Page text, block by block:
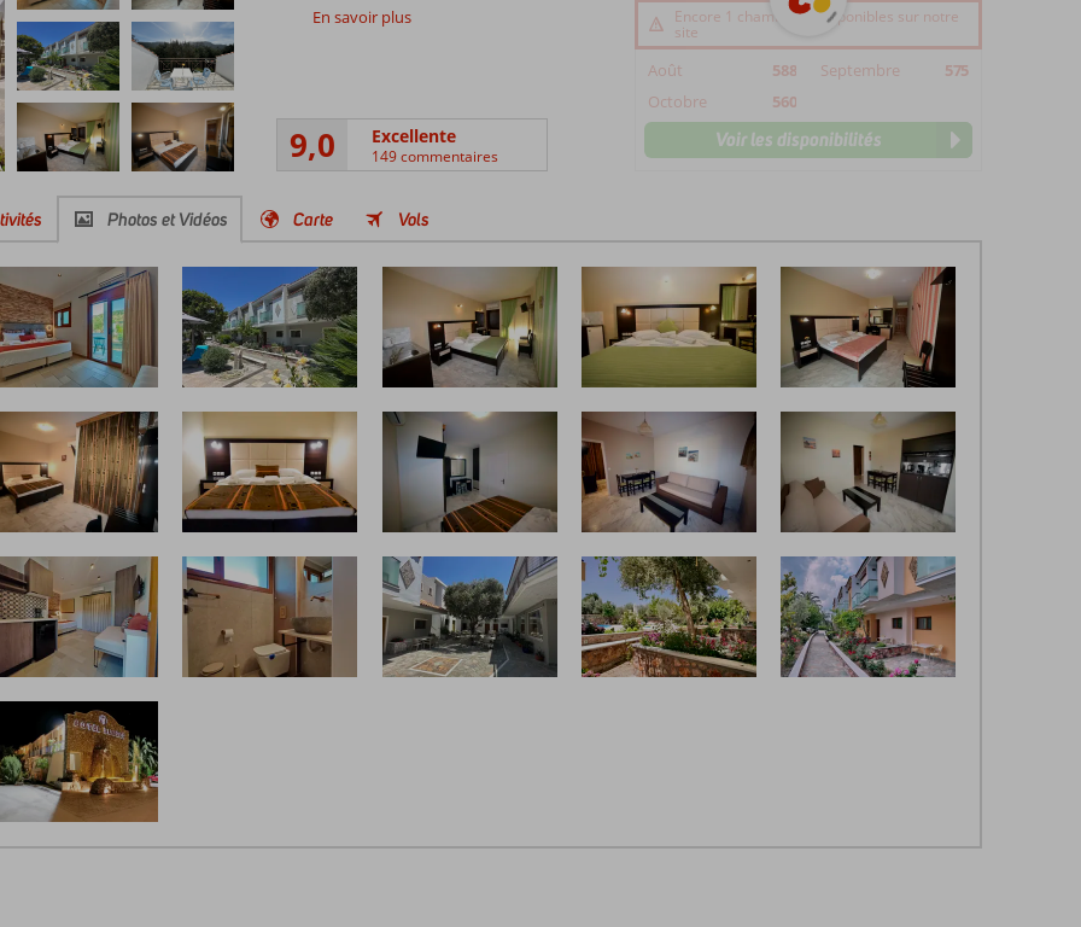
En savoir plus
9,0 Excellente
149 commentaires
Encore 1 chambre(s) disponibles sur notre
site
Août 588 Septembre
575
Octobre
560
Voir les disponibilités
Photos et Vidéos Carte Vols